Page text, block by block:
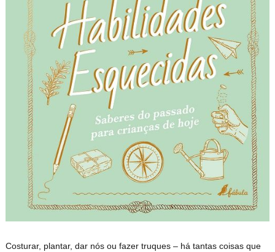
Costurar, plantar, dar nós ou fazer truques – há tantas coisas que